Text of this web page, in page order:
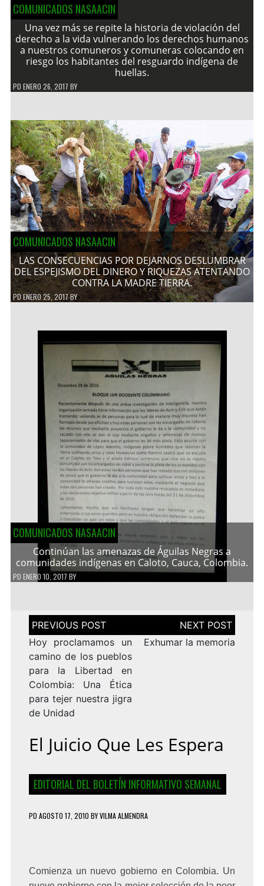
COMUNICADOS NASAACIN
Una vez más se repite la historia de violación del
derecho a la vida vulnerando los derechos humanos
a nuestros comuneros y comuneras colocando en
riesgo los habitantes del resguardo indígena de
huellas.
PD ENERO 26, 2017 BY
COMUNICADOS NASAACIN
LAS CONSECUENCIAS POR DEJARNOS DESLUMBRAR
DEL ESPEJISMO DEL DINERO Y RIQUEZAS ATENTANDO
CONTRA LA MADRE TIERRA.
PDENERO 25, 2017BY
COMUNICADOS NASAACIN
Continúan las amenazas de Águilas Negras a
comunidades indígenas en Caloto, Cauca, Colombia.
PD ENERO 10, 2017 BY
Navegación
de
entradas
Hoy proclamamos un
camino de los pueblos
para la Libertad en
Colombia: Una Ética
para tejer nuestra jigra
de Unidad
Exhumar la memoria
El Juicio Que Les Espera
EDITORIAL DEL BOLETÍN INFORMATIVO SEMANAL
PD AGOSTO 17, 2010 BYVILMA ALMENDRA
Comienza un nuevo gobierno en Colombia. Un